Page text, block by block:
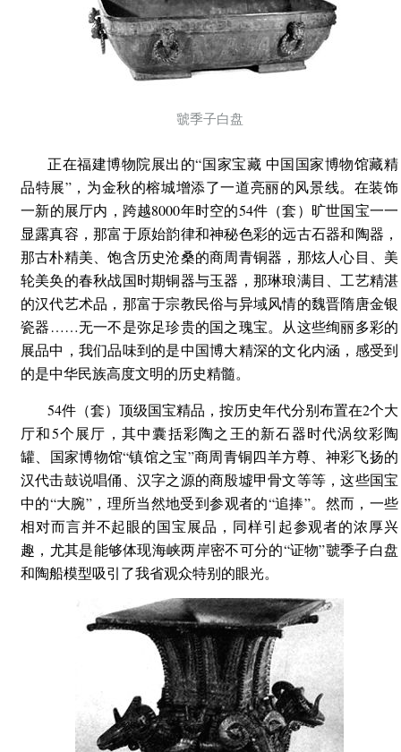
虢季子白盘
正在福建博物院展出的“国家宝藏 中国国家博物馆藏精
品特展”，为金秋的榕城增添了一道亮丽的风景线。在装饰
一新的展厅内，跨越8000年时空的54件（套）旷世国宝一一
显露真容，那富于原始韵律和神秘色彩的远古石器和陶器，
那古朴精美、饱含历史沧桑的商周青铜器，那炫人心目、美
轮美奂的春秋战国时期铜器与玉器，那琳琅满目、工艺精湛
的汉代艺术品，那富于宗教民俗与异域风情的魏晋隋唐金银
瓷器……无一不是弥足珍贵的国之瑰宝。从这些绚丽多彩的
展品中，我们品味到的是中国博大精深的文化内涵，感受到
的是中华民族高度文明的历史精髓。
54件（套）顶级国宝精品，按历史年代分别布置在2个大
厅和5个展厅，其中囊括彩陶之王的新石器时代涡纹彩陶
罐、国家博物馆“镇馆之宝”商周青铜四羊方尊、神彩飞扬的
汉代击鼓说唱俑、汉字之源的商殷墟甲骨文等等，这些国宝
中的“大腕”，理所当然地受到参观者的“追捧”。然而，一些
相对而言并不起眼的国宝展品，同样引起参观者的浓厚兴
趣，尤其是能够体现海峡两岸密不可分的“证物”虢季子白盘
和陶船模型吸引了我省观众特别的眼光。